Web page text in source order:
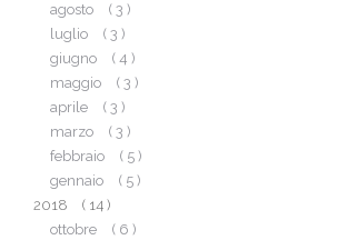
agosto
( 3 )
luglio
( 3 )
giugno
( 4 )
maggio
( 3 )
aprile
( 3 )
marzo
( 3 )
febbraio
( 5 )
gennaio
( 5 )
2018
( 14 )
ottobre
( 6 )